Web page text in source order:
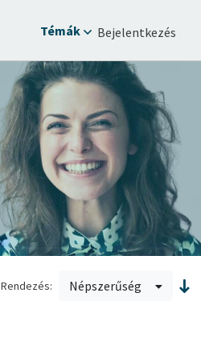
Témák Bejelentkezés
Rendezés: Népszerűség